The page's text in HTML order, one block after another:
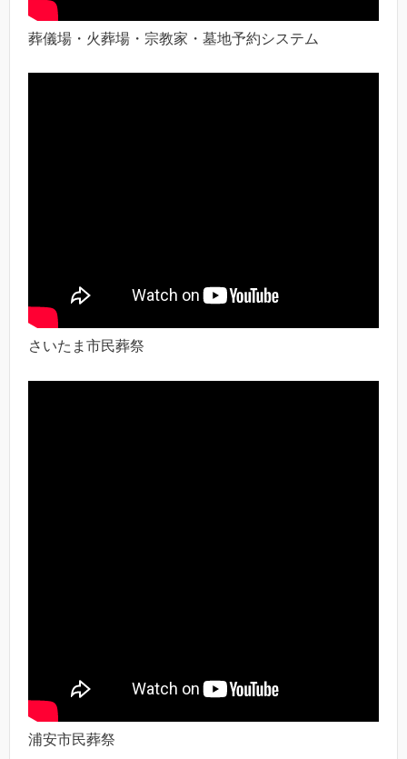
葬儀場・火葬場・宗教家・墓地予約システム
さいたま市民葬祭
浦安市民葬祭